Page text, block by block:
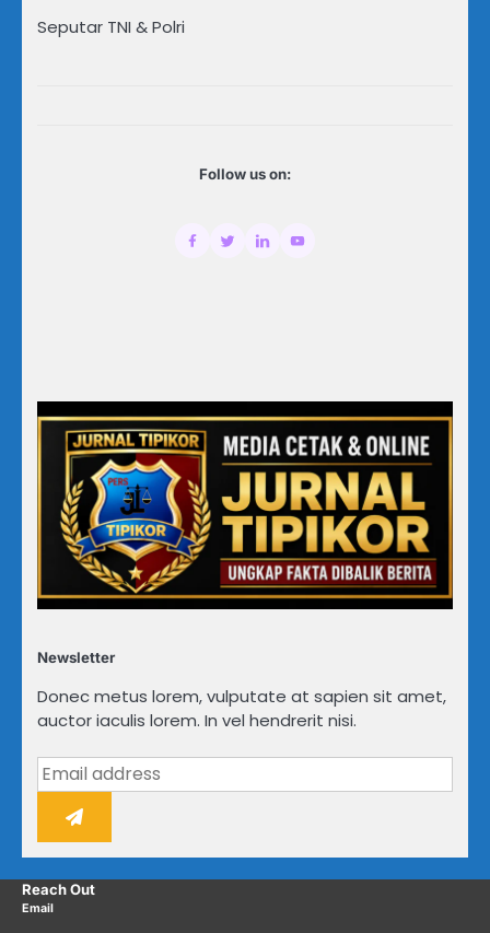
Seputar TNI & Polri
Follow us on:
Newsletter
Donec metus lorem, vulputate at sapien sit amet,
auctor iaculis lorem. In vel hendrerit nisi.
Reach Out
Email